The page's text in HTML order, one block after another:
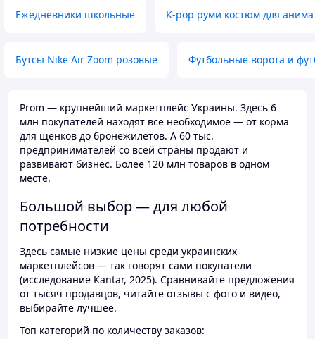
Ежедневники школьные K-pop руми костюм для
Бутсы Nike Air Zoom розовые Футбольные ворота и
Prom — крупнейший маркетплейс Украины. Здесь 6
млн покупателей находят всё необходимое — от корма
для щенков до бронежилетов. А 60 тыс.
предпринимателей со всей страны продают и
развивают бизнес. Более 120 млн товаров в одном
месте.
Большой выбор — для любой
потребности
Здесь самые низкие цены среди украинских
маркетплейсов — так говорят сами покупатели
(исследование Kantar, 2025). Сравнивайте предложения
от тысяч продавцов, читайте отзывы с фото и видео,
выбирайте лучшее.
Топ категорий по количеству заказов: